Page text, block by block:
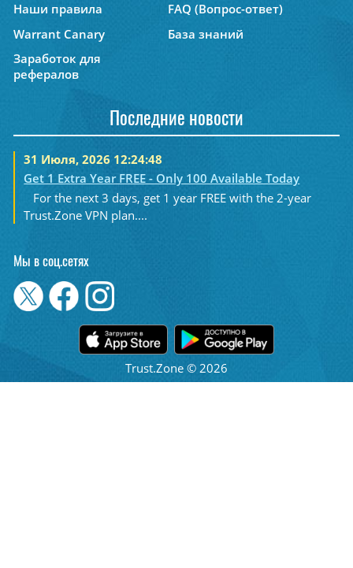
Наши правила
FAQ (Вопрос-ответ)
Warrant Canary
База знаний
Заработок для
рефералов
Последние новости
31 Июля, 2026 12:24:48
Get 1 Extra Year FREE - Only 100 Available Today
For the next 3 days, get 1 year FREE with the 2-year
Trust.Zone VPN plan....
Мы в соц.сетях
Trust.Zone © 2026